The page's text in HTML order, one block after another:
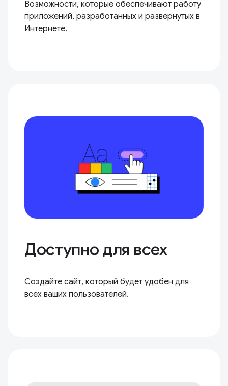
Возможности, которые обеспечивают работу
приложений, разработанных и развернутых в
Интернете.
Доступно для всех
Создайте сайт, который будет удобен для
всех ваших пользователей.